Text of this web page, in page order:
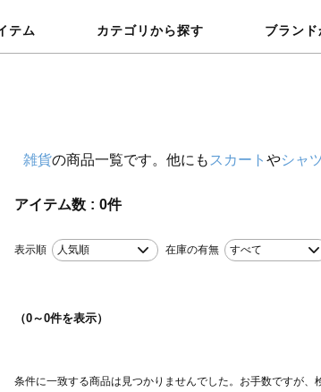
テム カテゴリから探す ブラン
雑貨の商品一覧です。他にも スカート やシャ
アイテム数 0件
表示順 人気順 在庫の有無 すべて
（0～0件を表示）
条件に一致する商品は見つかりませんでした。お手数ですが、